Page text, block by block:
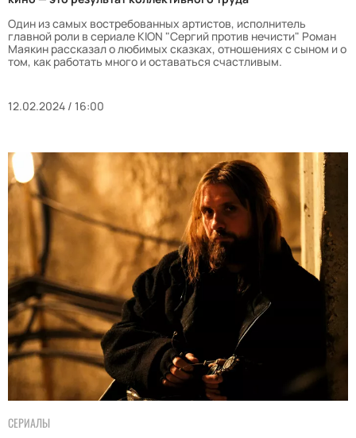
Один из самых востребованных артистов, исполнитель
главной роли в сериале KION "Сергий против нечисти" Роман
Маякин рассказал о любимых сказках, отношениях с сыном и о
том, как работать много и оставаться счастливым.
12.02.2024 / 16:00
СЕРИАЛЫ